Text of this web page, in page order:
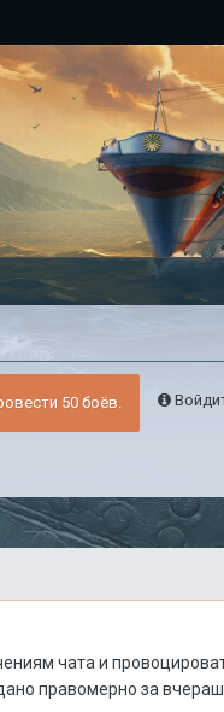
50 боёв.
чата и
правомерно за